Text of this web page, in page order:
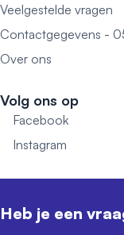
Veelgestelde vragen
Contactgegevens -
Over ons
Volg ons op
Facebook
Instagram
Heb je een